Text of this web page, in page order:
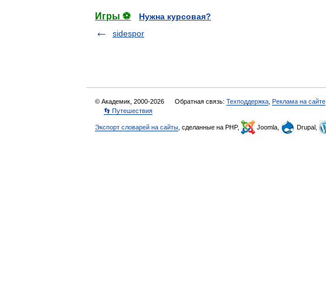
Игры ⚽
Нужна курсовая?
sidespor
© Академик, 2000-2026 Обратная связь: Техподдержка Реклама на сайте
👣 Путешествия
Экспорт словарей на сайты , сделанные на PHP, Joomla, Drupal,